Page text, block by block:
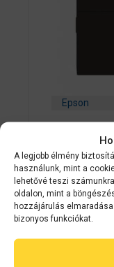
A legjobb élmény
használunk, mint a
lehetővé teszi
oldalon, mint a
hozzájárulás
bizonyos funkciókat.
Epson
EPSON